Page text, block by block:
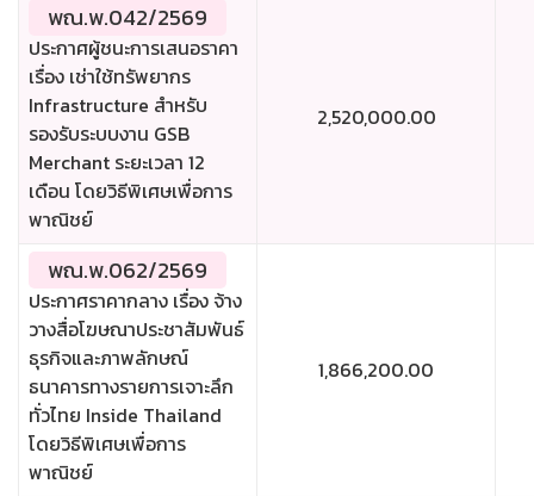
พณ.พ.042/2569
ประกาศผู้ชนะการเสนอราคา
เรื่อง เช่าใช้ทรัพยากร
Infrastructure สำหรับ
รองรับระบบงาน GSB
Merchant ระยะเวลา 12
เดือน โดยวิธีพิเศษเพื่อการ
พาณิชย์
2,520,000.00
พณ.พ.062/2569
ประกาศราคากลาง เรื่อง จ้าง
วางสื่อโฆษณาประชาสัมพันธ์
ธุรกิจและภาพลักษณ์
ธนาคารทางรายการเจาะลึก
ทั่วไทย Inside Thailand
โดยวิธีพิเศษเพื่อการ
พาณิชย์
1,866,200.00